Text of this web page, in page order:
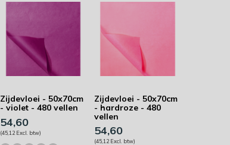
Zijdevloei - 50x70cm
- violet - 480 vellen
54,60
(45,12 Excl. btw)
Zijdevloei - 50x70cm
- hardroze - 480
vellen
54,60
(45,12 Excl. btw)